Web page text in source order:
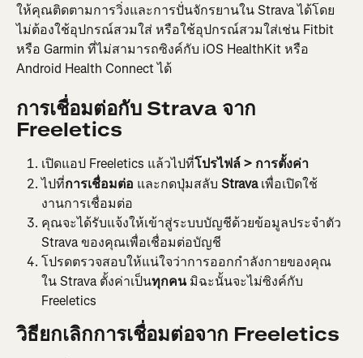
ให้คุณติดตามการวิ่งและการปั่นจักรยานใน Strava ได้โดย
ไม่ต้องใช้อุปกรณ์สวมใส่ หรือใช้อุปกรณ์สวมใส่เช่น Fitbit
หรือ Garmin ที่ไม่สามารถซิงค์กับ iOS HealthKit หรือ
Android Health Connect ได้
การเชื่อมต่อกับ Strava จาก
Freeletics
เปิดแอป Freeletics แล้วไปที่โปรไฟล์ > การตั้งค่า
ไปที่การเชื่อมต่อ และกดปุ่มสลับ Strava เพื่อเปิดใช้
งานการเชื่อมต่อ
คุณจะได้รับแจ้งให้เข้าสู่ระบบบัญชีด้วยข้อมูลประจำตัว
Strava ของคุณเพื่อเชื่อมต่อบัญชี
โปรดตรวจสอบให้แน่ใจว่าการออกกำลังกายของคุณ
ใน Strava ตั้งค่าเป็นทุกคน มิฉะนั้นจะไม่ซิงค์กับ
Freeletics
วิธียกเลิกการเชื่อมต่อจาก Freeletics